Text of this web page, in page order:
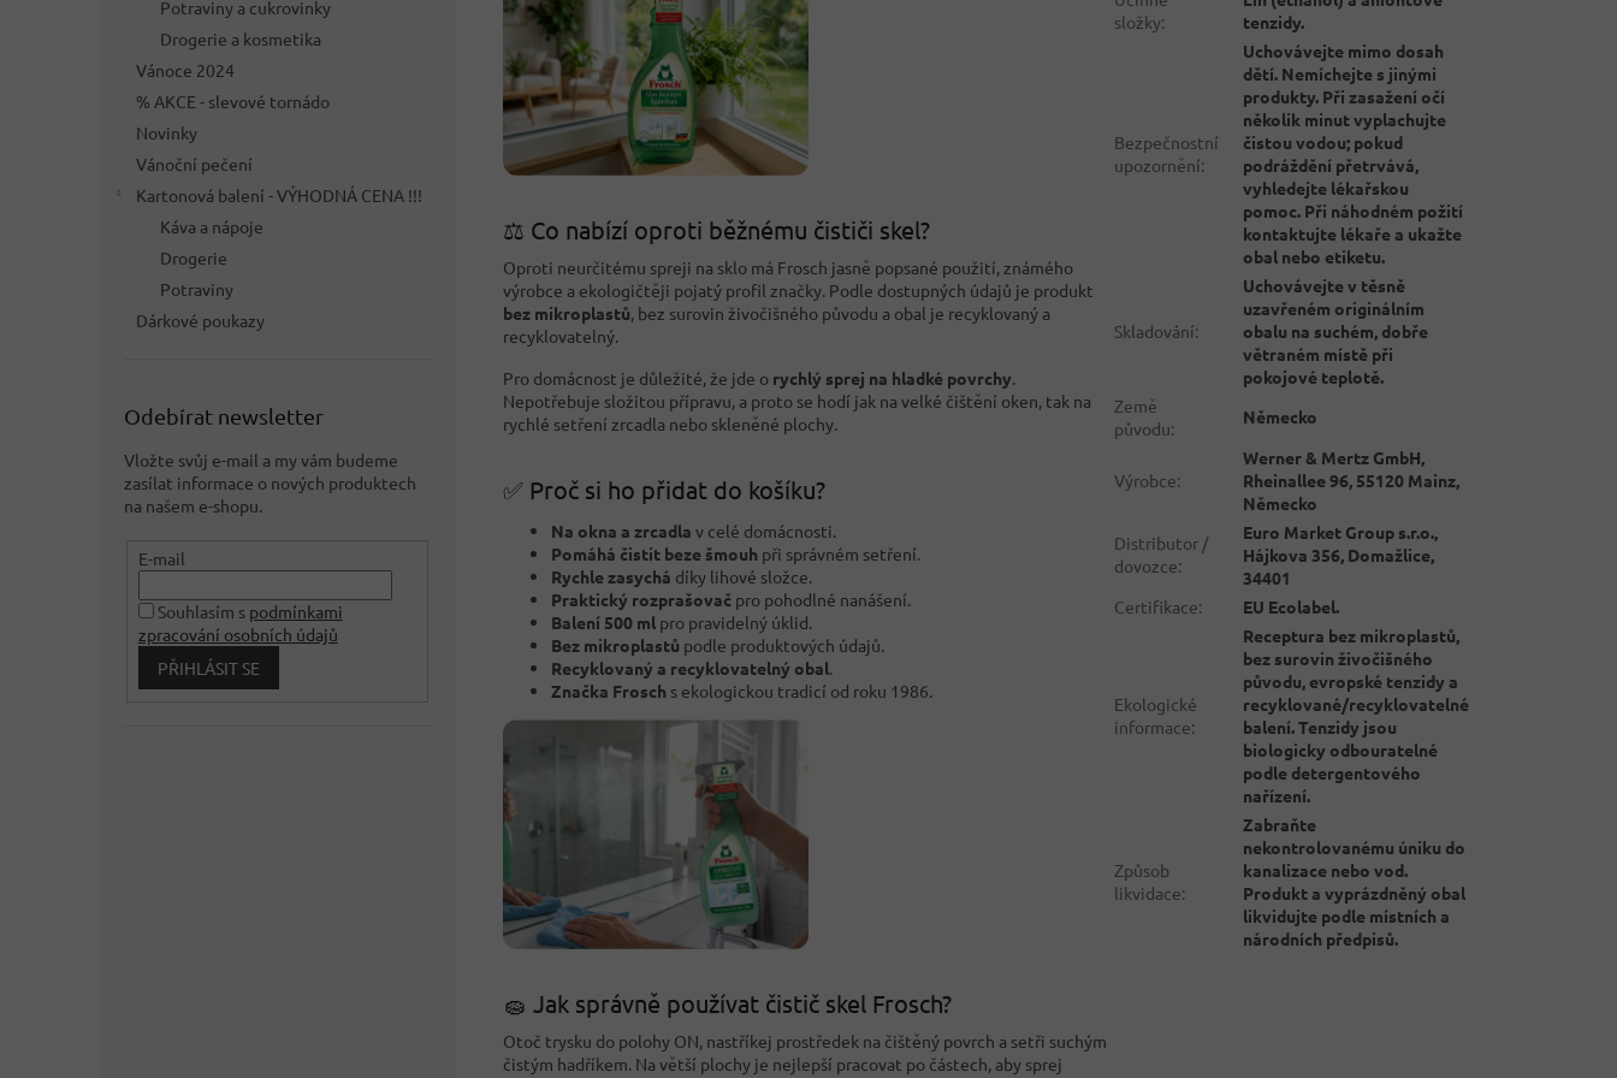
Potraviny a cukrovinky
Drogerie a kosmetika
Vánoce 2024
% AKCE - slevové tornádo
Novinky
Vánoční pečení
Kartonová balení - VÝHODNÁ CENA !!!
Káva a nápoje
Drogerie
Potraviny
Dárkové poukazy
Odebírat newsletter
Vložte svůj e-mail a my vám budeme
zasílat informace o nových produktech
na našem e-shopu.
E-mail
Souhlasím s podmínkami
zpracování osobních údajů
PŘIHLÁSIT SE
⚖️ Co nabízí oproti běžnému čističi skel?
Oproti neurčitému spreji na sklo má Frosch jasně popsané použití, známého
výrobce a ekologičtěji pojatý profil značky. Podle dostupných údajů je produkt
bez mikroplastů , bez surovin živočišného původu a obal je recyklovaný a
recyklovatelný.
Pro domácnost je důležité, že jde o rychlý sprej na hladké povrchy.
Nepotřebuje složitou přípravu, a proto se hodí jak na velké čištění oken, tak na
rychlé setření zrcadla nebo skleněné plochy.
✅ Proč si ho přidat do košíku?
Na okna a zrcadla v celé domácnosti.
Pomáhá čistit beze šmouh při správném setření.
Rychle zasychá díky lihové složce.
Praktický rozprašovač pro pohodlné nanášení.
Balení 500 ml pro pravidelný úklid.
Bez mikroplastů podle produktových údajů.
Recyklovaný a recyklovatelný obal.
Značka Frosch s ekologickou tradicí od roku 1986.
🧽 Jak správně používat čistič skel Frosch?
Otoč trysku do polohy ON, nastříkej prostředek na čištěný povrch a setři suchým
čistým hadříkem. Na větší plochy je nejlepší pracovat po částech, aby sprej
složky:
tenzidy.
Bezpečnostní
upozornění:
Uchovávejte mimo dosah
dětí. Nemíchejte s jinými
produkty. Při zasažení očí
několik minut vyplachujte
čistou vodou; pokud
podráždění přetrvává,
vyhledejte lékařskou
pomoc. Při náhodném požití
kontaktujte lékaře a ukažte
obal nebo etiketu.
Skladování:
Uchovávejte v těsně
uzavřeném originálním
obalu na suchém, dobře
větraném místě při
pokojové teplotě.
Země
původu:
Německo
Výrobce:
Werner & Mertz GmbH,
Rheinallee 96, 55120 Mainz,
Německo
Distributor /
dovozce:
Euro Market Group s.r.o.,
Hájkova 356, Domažlice,
34401
Certifikace: EU Ecolabel.
Ekologické
informace:
Receptura bez mikroplastů,
bez surovin živočišného
původu, evropské tenzidy a
recyklované/recyklovatelné
balení. Tenzidy jsou
biologicky odbouratelné
podle detergentového
nařízení.
Způsob
likvidace:
Zabraňte
nekontrolovanému úniku do
kanalizace nebo vod.
Produkt a vyprázdněný obal
likvidujte podle místních a
národních předpisů.